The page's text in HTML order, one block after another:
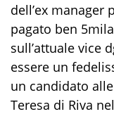
dell’ex manager
pagato ben
sull’attuale vice
essere un
un candidato
Teresa di Riva